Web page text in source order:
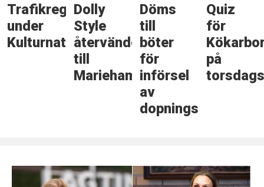
Trafikreglering
under
Kulturnatten
Dolly
Style
återvänder
till
Mariehamn
Döms
till
böter
för
införsel
av
dopningsmedel
Quiz
för
på